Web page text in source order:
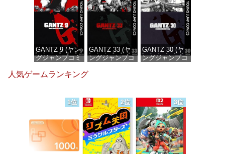
価格：¥100 価格：¥100
価格：¥100
GANTZ 9 (ヤン
グジャンプコミ
GANTZ 33 (ヤ
ングジャンプコ
GANTZ 30 (ヤ
ングジャンプコ
人気ゲームランキング
1位 2位 3位